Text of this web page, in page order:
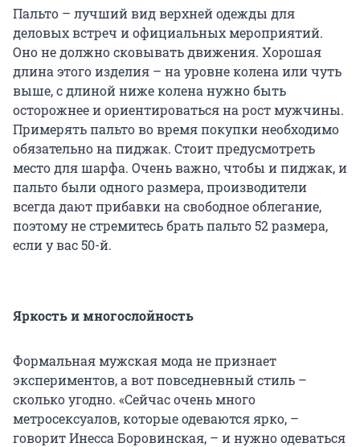
Пальто – лучший вид верхней одежды для
деловых встреч и официальных мероприятий.
Оно не должно сковывать движения. Хорошая
длина этого изделия – на уровне колена или чуть
выше, с длиной ниже колена нужно быть
осторожнее и ориентироваться на рост мужчины.
Примерять пальто во время покупки необходимо
обязательно на пиджак. Стоит предусмотреть
место для шарфа. Очень важно, чтобы и пиджак, и
пальто были одного размера, производители
всегда дают прибавки на свободное облегание,
поэтому не стремитесь брать пальто 52 размера,
если у вас 50-й.
Яркость и многослойность
Формальная мужская мода не признает
экспериментов, а вот повседневный стиль –
сколько угодно. «Сейчас очень много
метросексуалов, которые одеваются ярко, –
говорит Инесса Боровинская, – и нужно одеваться